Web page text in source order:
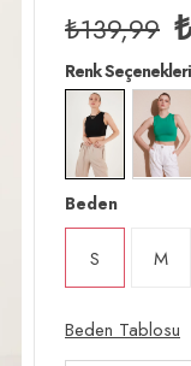
₺139,99
Renk Seçenekleri
Beden
S M
Beden Tablosu